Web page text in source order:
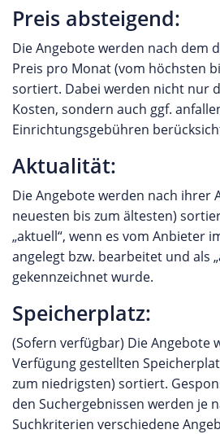
Preis absteigend:
Die Angebote werden nach dem
Preis pro Monat (vom höchsten
sortiert. Dabei werden nicht nur
Kosten, sondern auch ggf.
Einrichtungsgebühren
Aktualität:
Die Angebote werden nach ihrer
neuesten bis zum ältesten)
„aktuell“, wenn es vom Anbieter
angelegt bzw. bearbeitet und als
gekennzeichnet wurde.
Speicherplatz:
(Sofern verfügbar) Die Angebote
Verfügung gestellten
zum niedrigsten) sortiert.
den Suchergebnissen werden je
Suchkriterien verschiedene